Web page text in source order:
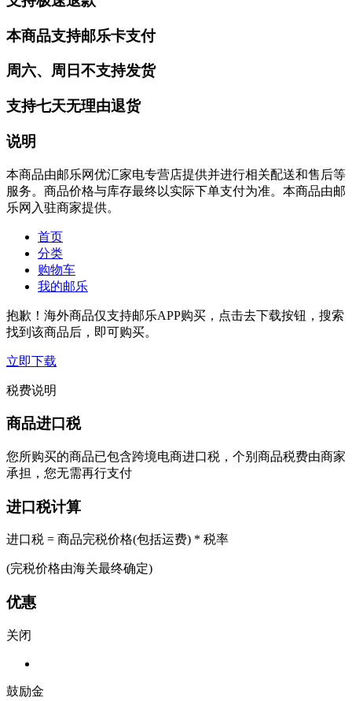
本商品支持邮乐卡支付
周六、周日不支持发货
支持七天无理由退货
说明
本商品由邮乐网优汇家电专营店提供并进行相关配送和售后等
服务。商品价格与库存最终以实际下单支付为准。本商品由邮
乐网入驻商家提供。
首页
分类
购物车
我的邮乐
抱歉！海外商品仅支持邮乐APP购买，点击去下载按钮，搜索
找到该商品后，即可购买。
立即下载
税费说明
商品进口税
您所购买的商品已包含跨境电商进口税，个别商品税费由商家
承担，您无需再行支付
进口税计算
进口税 = 商品完税价格(包括运费) * 税率
(完税价格由海关最终确定)
优惠
关闭
鼓励金